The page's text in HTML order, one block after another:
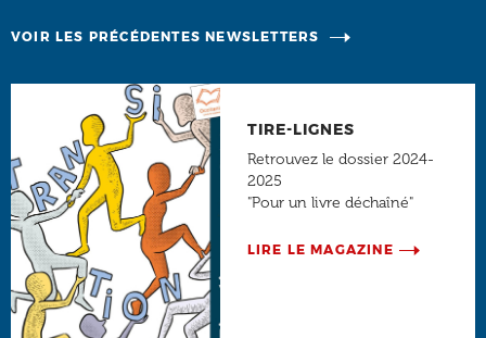
VOIR LES PRÉCÉDENTES NEWSLETTERS
TIRE-LIGNES
Retrouvez le dossier 2024-
2025
"Pour un livre déchaîné"
LIRE LE MAGAZINE